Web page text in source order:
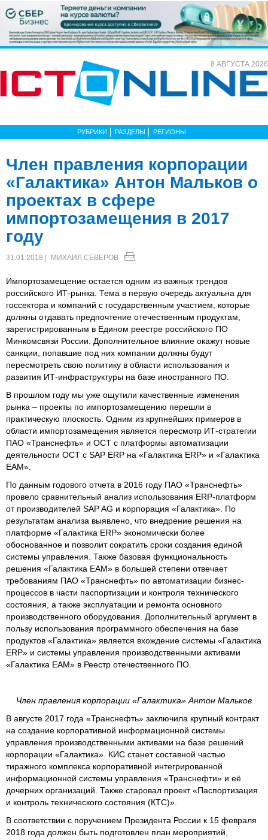
8 АВГУСТА 2026
РУБРИКИ РАЗДЕЛЫ РЕГИОНЫ
Член правления корпорации
«Галактика» Антон Мальков о
проектах в сфере
импортозамещения в 2017
году
31.01.2018 | МИХАИЛ СЕВЕРОВ
Импортозамещение остается одним из важных трендов
российского ИТ-рынка. Тема в первую очередь актуальна для
госсектора и компаний с государственным участием, которые
должны отдавать предпочтение отечественным продуктам,
зарегистрированным в Едином реестре российского ПО
Минкомсвязи России. Дополнительное влияние окажут новые
санкции, попавшие под них компании должны будут
пересмотреть свою политику в области использования и
развития ИТ-инфраструктуры на базе иностранного ПО.
В прошлом году мы уже ощутили качественные изменения
рынка – проекты по импортозамещению перешли в
практическую плоскость. Одним из крупнейших примеров в
области импортозамещения является пересмотр ИТ-стратегии
ПАО «Транснефть» и ОСТ с платформы автоматизации
деятельности ОСТ с SAP ERP на «Галактика ERP» и «Галактика
EAM».
По данным годового отчета в 2016 году ПАО «Транснефть»
провело сравнительный анализ использования ERP-платформ
от производителей SAP AG и корпорация «Галактика». По
результатам анализа выявлено, что внедрение решения на
платформе «Галактика ERP» экономически более
обоснованное и позволит сократить сроки создания единой
системы управления. Также базовая функциональность
решения «Галактика ЕАМ» в большей степени отвечает
требованиям ПАО «Транснефть» по автоматизации бизнес-
процессов в части паспортизации и контроля технического
состояния, а также эксплуатации и ремонта основного
производственного оборудования. Дополнительный аргумент в
пользу использования программного обеспечения на базе
продуктов «Галактика» является вхождение системы «Галактика
ERP» и системы управления производственными активами
«Галактика EAM» в Реестр отечественного ПО.
Член правления корпорации «Галактика» Антон Мальков
В августе 2017 года «Транснефть» заключила крупный контракт
на создание корпоративной информационной системы
управления производственными активами на базе решений
корпорации «Галактика». КИС станет составной частью
тиражного комплекса корпоративной интегрированной
информационной системы управления «Транснефти» и её
дочерних организаций. Также старовал проект «Паспортизация
и контроль технического состояния (КТС)».
В соответствии с поручением Президента России к 15 февраля
2018 года должен быть подготовлен план мероприятий,